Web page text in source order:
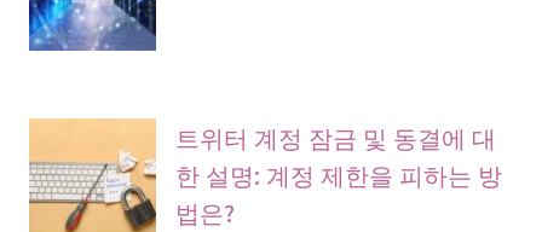
트위터 계정 잠금 및 동결에 대
한 설명: 계정 제한을 피하는 방
법은?